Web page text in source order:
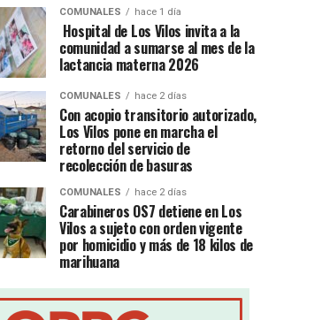
COMUNALES hace 1 día
Hospital de Los Vilos invita a la
comunidad a sumarse al mes de la
lactancia materna 2026
COMUNALES hace 2 días
Con acopio transitorio autorizado,
Los Vilos pone en marcha el
retorno del servicio de
recolección de basuras
COMUNALES hace 2 días
Carabineros OS7 detiene en Los
Vilos a sujeto con orden vigente
por homicidio y más de 18 kilos de
marihuana